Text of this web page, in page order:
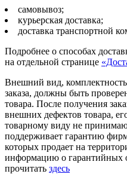
самовывоз;
курьерская доставка;
доставка транспортной
Подробнее о способах
на отдельной странице
Внешний вид, комплектность
заказа, должны быть
товара. После получения
внешних дефектов товара,
товарному виду не
поддерживает гарантию
которых продает на
информацию о гарантийных
прочитать здесь